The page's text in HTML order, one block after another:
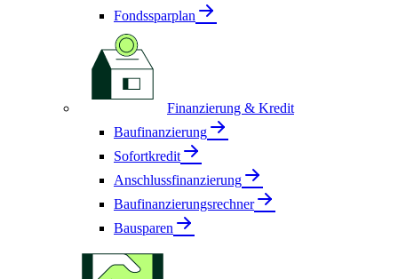
Fondssparplan
Finanzierung & Kredit
Baufinanzierung
Sofortkredit
Anschlussfinanzierung
Baufinanzierungsrechner
Bausparen